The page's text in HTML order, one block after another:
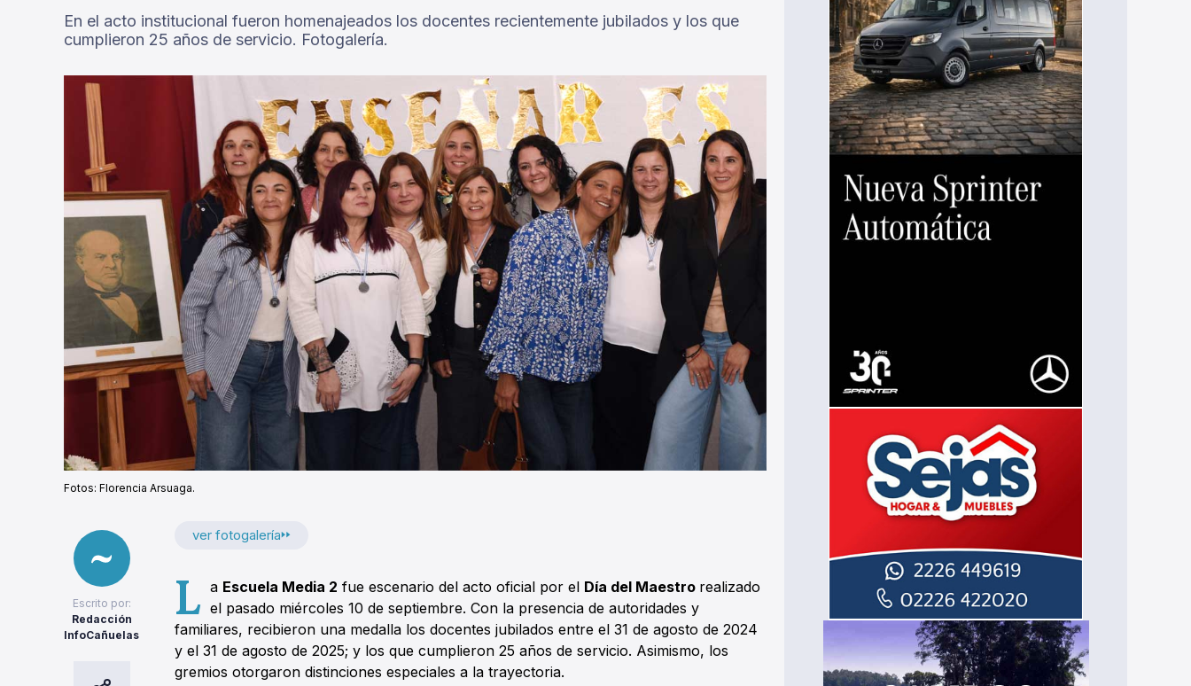
En el acto institucional fueron homenajeados los docentes recientemente jubilados y los que
cumplieron 25 años de servicio. Fotogalería.
Fotos: Florencia Arsuaga.
Escrito por:
Redacción
InfoCañuelas
ver fotogalería
L a Escuela Media 2 fue escenario del acto oficial por el Día del Maestro realizado
el pasado miércoles 10 de septiembre. Con la presencia de autoridades y
familiares, recibieron una medalla los docentes jubilados entre el 31 de agosto de 2024
y el 31 de agosto de 2025; y los que cumplieron 25 años de servicio. Asimismo, los
gremios otorgaron distinciones especiales a la trayectoria.